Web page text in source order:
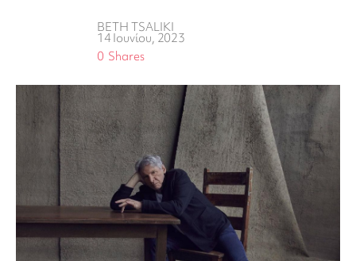
BETH TSALIKI
14 Ιουνίου, 2023
Shares
0